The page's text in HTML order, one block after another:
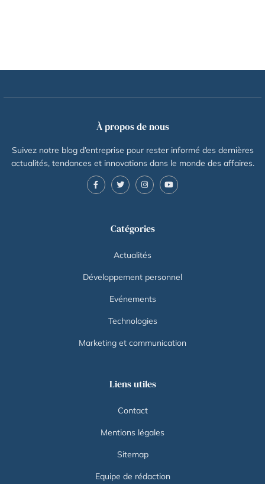
À propos de nous
Suivez notre blog d’entreprise pour rester informé des dernières
actualités, tendances et innovations dans le monde des affaires.
Catégories
Actualités
Développement personnel
Evénements
Technologies
Marketing et communication
Liens utiles
Contact
Mentions légales
Sitemap
Equipe de rédaction